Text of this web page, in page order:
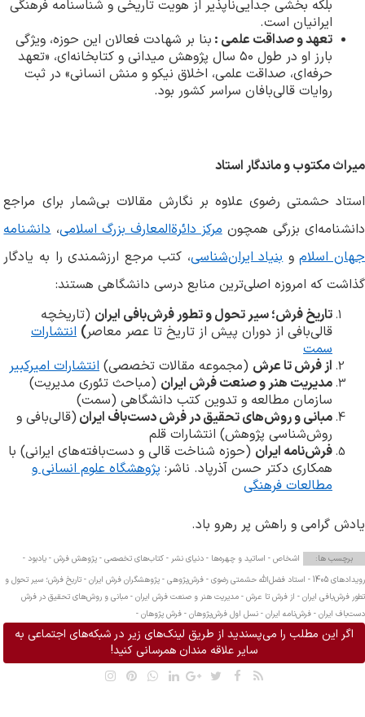
بلکه بخشی جدایی‌ناپذیر از هویت تاریخی و شناسنامه فرهنگی
ایرانیان است.
تعهد و صداقت علمی : بنا بر شهادت فعالان این حوزه، ویژگی
بارز او در طول ۵۰ سال پژوهش میدانی و کتابخانه‌ای، «تعهد
حرفه‌ای، صداقت علمی، اخلاق نیکو و منش انسانی» در ثبت
روایات قالی‌بافان سراسر کشور بود.
میراث مکتوب و ماندگار استاد
استاد حشمتی رضوی علاوه بر نگارش مقالات بی‌شمار برای مراجع
دانشنامه‌ای بزرگی همچونمرکز دائرةالمعارف بزرگ اسلامی،دانشنامه
جهان اسلاموبنیاد ایران‌شناسی، کتب مرجع ارزشمندی را به یادگار
گذاشت که امروزه اصلی‌ترین منابع درسی دانشگاهی هستند:
تاریخ فرش؛ سیر تحول و تطور فرش‌بافی ایران (تاریخچه
قالی‌بافی از دوران پیش از تاریخ تا عصر معاصر) انتشارات
سمت
از فرش تا عرش (مجموعه مقالات تخصصی) انتشارات امیرکبیر
مدیریت هنر و صنعت فرش ایران (مباحث تئوری مدیریت)
سازمان مطالعه و تدوین کتب دانشگاهی (سمت)
مبانی و روش‌های تحقیق در فرش دست‌باف ایران (قالی‌بافی و
روش‌شناسی پژوهش) انتشارات قلم
فرش‌نامه ایران (حوزه شناخت قالی و دست‌بافته‌های ایرانی) با
همکاری دکتر حسن آذرپاد. ناشر: پژوهشگاه علوم انسانی و
مطالعات فرهنگی
یادش گرامی و راهش پر رهرو باد.
برچسب ها: اشخاص - اساتید و چهره‌ها - دنیای نشر - کتاب‌های تخصصی - پژوهش فرش - یادبود -
رویدادهای 1405 -
استاد فضل‌الله حشمتی رضوی - فرش‌پژوهی - پژوهشگران فرش ایران - تاریخ فرش؛ سیر تحول و
تطور فرش‌بافی ایران - از فرش تا عرش - مدیریت هنر و صنعت فرش ایران - مبانی و روش‌های تحقیق در فرش
دست‌باف ایران - فرش‌نامه ایران - نسل اول فرش‌پژوهان - فرش پژوهان -
اگر این مطلب را می‌پسندید از طریق لینک‌های زیر در شبکه‌های اجتماعی به
سایر علاقه مندان همرسانی کنید!